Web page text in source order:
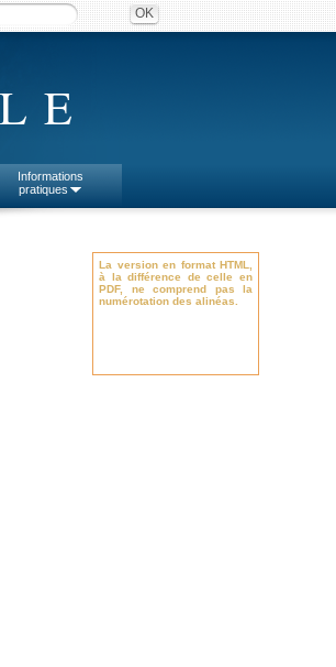
Informations
pratiques
La version en format HTML,
à la différence de celle en
PDF, ne comprend pas la
numérotation des alinéas.